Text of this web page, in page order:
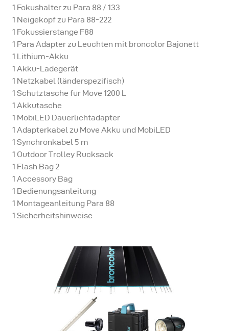
1 Fokushalter zu Para 88 / 133
1 Neigekopf zu Para 88-222
1 Fokussierstange F88
1 Para Adapter zu Leuchten mit broncolor Bajonett
1 Lithium-Akku
1 Akku-Ladegerät
1 Netzkabel (länderspezifisch)
1 Schutztasche für Move 1200 L
1 Akkutasche
1 MobiLED Dauerlichtadapter
1 Adapterkabel zu Move Akku und MobiLED
1 Synchronkabel 5 m
1 Outdoor Trolley Rucksack
1 Flash Bag 2
1 Accessory Bag
1 Bedienungsanleitung
1 Montageanleitung Para 88
1 Sicherheitshinweise